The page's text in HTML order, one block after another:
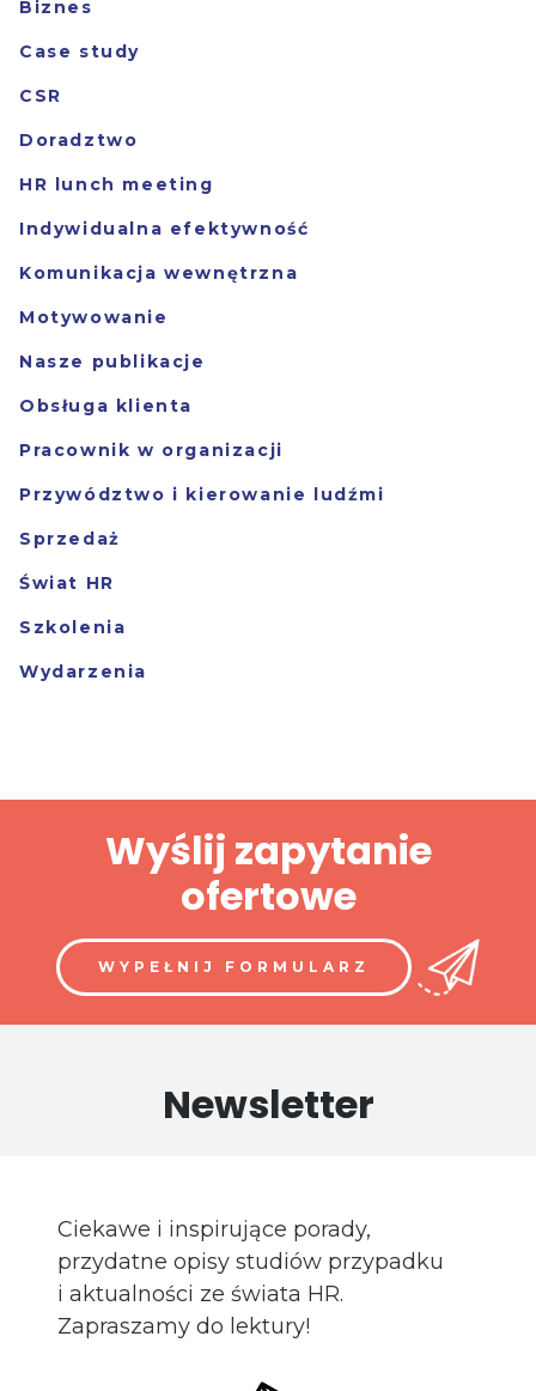
Biznes
Case study
CSR
Doradztwo
HR lunch meeting
Indywidualna efektywność
Komunikacja wewnętrzna
Motywowanie
Nasze publikacje
Obsługa klienta
Pracownik w organizacji
Przywództwo i kierowanie ludźmi
Sprzedaż
Świat HR
Szkolenia
Wydarzenia
Wyślij zapytanie
ofertowe
WYPEŁNIJ FORMULARZ
Newsletter
Ciekawe i inspirujące porady,
przydatne opisy studiów przypadku
i aktualności ze świata HR.
Zapraszamy do lektury!